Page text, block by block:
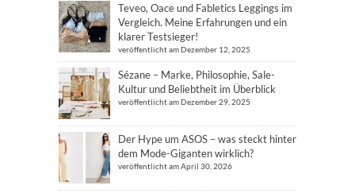
Teveo, Oace und Fabletics Leggings im
Vergleich. Meine Erfahrungen und ein
klarer Testsieger!
veröffentlicht am Dezember 12, 2025
Sézane – Marke, Philosophie, Sale-
Kultur und Beliebtheit im Überblick
veröffentlicht am Dezember 29, 2025
Der Hype um ASOS – was steckt hinter
dem Mode-Giganten wirklich?
veröffentlicht am April 30, 2026